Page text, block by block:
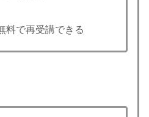
料で再受講できる